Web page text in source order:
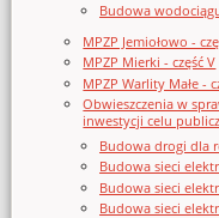
Budowa
MPZP Jemiołowo -
MPZP Mierki - część V
MPZP Warlity Małe -
Obwieszczenia w
inwestycji celu
Budowa drogi dla
Budowa sieci
Budowa sieci
Budowa sieci